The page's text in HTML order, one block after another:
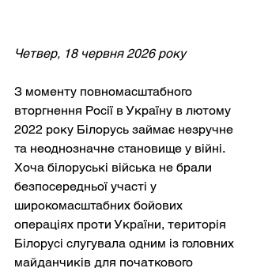
Четвер, 18 червня 2026 року
З моменту повномасштабного
вторгнення Росії в Україну в лютому
2022 року Білорусь займає незручне
та неоднозначне становище у війні.
Хоча білоруські війська не брали
безпосередньої участі у
широкомасштабних бойових
операціях проти України, територія
Білорусі слугувала одним із головних
майданчиків для початкового